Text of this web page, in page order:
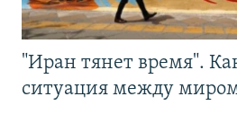
"Иран тянет время".
ситуация между